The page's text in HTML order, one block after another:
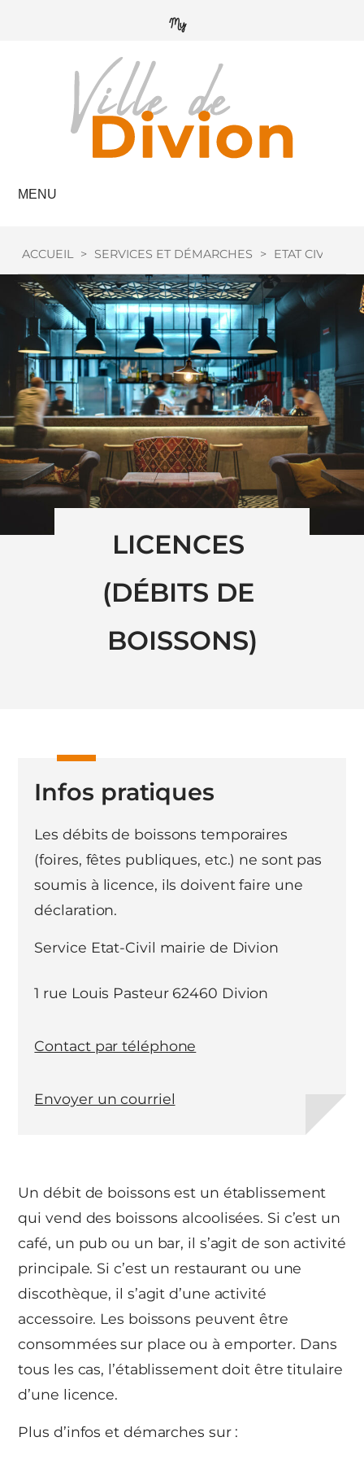
MENU
ACCUEIL > SERVICES ET DÉMARCHES > ETAT CIVIL
LICENCES
(DÉBITS DE
BOISSONS)
Un débit de boissons est un établissement
qui vend des boissons alcoolisées. Si c’est un
café, un pub ou un bar, il s’agit de son activité
principale. Si c’est un restaurant ou une
discothèque, il s’agit d’une activité
accessoire. Les boissons peuvent être
consommées sur place ou à emporter. Dans
tous les cas, l’établissement doit être titulaire
d’une licence.
Plus d’infos et démarches sur :
Infos pratiques
Les débits de boissons temporaires
(foires, fêtes publiques, etc.) ne sont pas
soumis à licence, ils doivent faire une
déclaration.
Service Etat-Civil mairie de Divion
1 rue Louis Pasteur 62460 Divion
Contact par téléphone
Envoyer un courriel